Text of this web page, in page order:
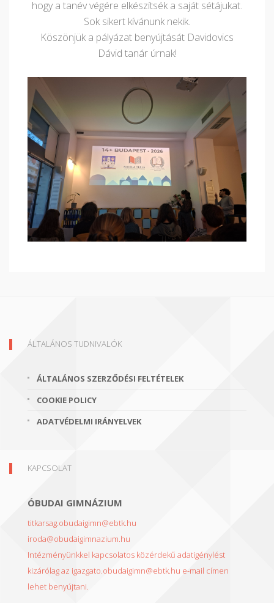
hogy a tanév végére elkészítsék a saját sétájukat.
Sok sikert kívánunk nekik.
Köszönjük a pályázat benyújtását Davidovics
Dávid tanár úrnak!
ÁLTALÁNOS TUDNIVALÓK
ÁLTALÁNOS SZERZŐDÉSI FELTÉTELEK
COOKIE POLICY
ADATVÉDELMI IRÁNYELVEK
KAPCSOLAT
ÓBUDAI GIMNÁZIUM
titkarsag.obudaigimn@ebtk.hu
iroda@obudaigimnazium.hu
Intézményünkkel kapcsolatos közérdekű adatigénylést
kizárólag az igazgato.obudaigimn@ebtk.hu e-mail címen
lehet benyújtani.